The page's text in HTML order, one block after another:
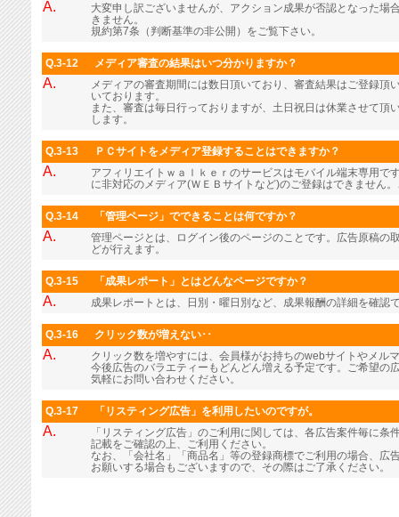
A.
大変申し訳ございませんが、アクション成果が否認となった場
きません。
規約第7条（判断基準の非公開）をご覧下さい。
Q.3-12 メディア審査の結果はいつ分かりますか？
A.
メディアの審査期間には数日頂いており、審査結果はご登録頂
いております。
また、審査は毎日行っておりますが、土日祝日は休業させて頂
します。
Q.3-13 ＰＣサイトをメディア登録することはできますか？
A.
アフィリエイトｗａｌｋｅｒのサービスはモバイル端末専用で
に非対応のメディア(ＷＥＢサイトなど)のご登録はできません
Q.3-14 「管理ページ」でできることは何ですか？
A.
管理ページとは、ログイン後のページのことです。広告原稿の
どが行えます。
Q.3-15 「成果レポート」とはどんなページですか？
A. 成果レポートとは、日別・曜日別など、成果報酬の詳細を確認
Q.3-16 クリック数が増えない･･
A.
クリック数を増やすには、会員様がお持ちのwebサイトやメル
今後広告のバラエティーもどんどん増える予定です。ご希望の
気軽にお問い合わせください。
Q.3-17 「リスティング広告」を利用したいのですが。
A.
「リスティング広告」のご利用に関しては、各広告案件毎に
記載をご確認の上、ご利用ください。
なお、「会社名」「商品名」等の登録商標でご利用の場合、広
お願いする場合もございますので、その際はご了承ください。